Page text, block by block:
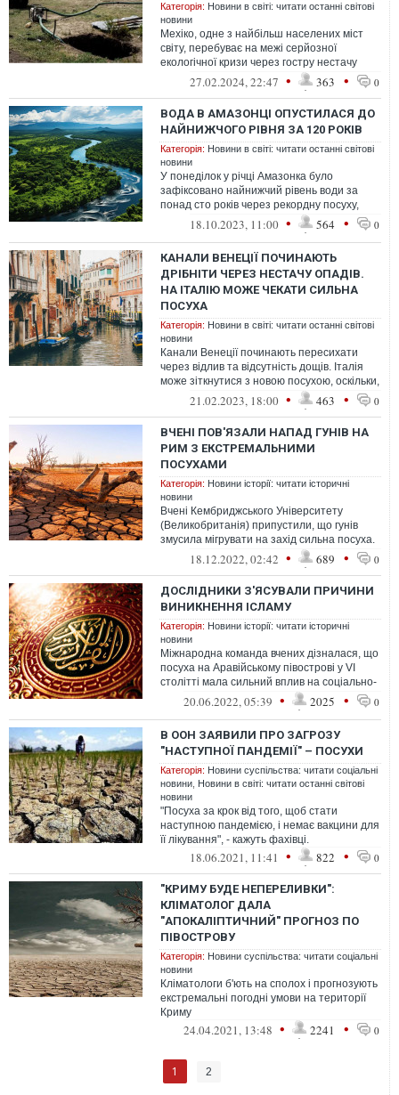
Категорія: Новини в світі: читати останні світові
новини
Мехіко, одне з найбільш населених міст
світу, перебуває на межі серйозної
екологічної кризи через гостру нестачу
питної води.
27.02.2024, 22:47 • 363 • 0
ВОДА В АМАЗОНЦІ ОПУСТИЛАСЯ ДО
НАЙНИЖЧОГО РІВНЯ ЗА 120 РОКІВ
Категорія: Новини в світі: читати останні світові
новини
У понеділок у річці Амазонка було
зафіксовано найнижчий рівень води за
понад сто років через рекордну посуху,
спричинену природним явищем Ель-
18.10.2023, 11:00 • 564 • 0
КАНАЛИ ВЕНЕЦІЇ ПОЧИНАЮТЬ
ДРІБНІТИ ЧЕРЕЗ НЕСТАЧУ ОПАДІВ.
НА ІТАЛІЮ МОЖЕ ЧЕКАТИ СИЛЬНА
ПОСУХА
Категорія: Новини в світі: читати останні світові
новини
Канали Венеції починають пересихати
через відлив та відсутність дощів. Італія
може зіткнутися з новою посухою, оскільки,
за даними вчених та екологічн...
21.02.2023, 18:00 • 463 • 0
ВЧЕНІ ПОВ'ЯЗАЛИ НАПАД ГУНІВ НА
РИМ З ЕКСТРЕМАЛЬНИМИ
ПОСУХАМИ
Категорія: Новини історії: читати історичні
новини
Вчені Кембриджського Університету
(Великобританія) припустили, що гунів
змусила мігрувати на захід сильна посуха.
Вона обрушилася на придунайські прик...
18.12.2022, 02:42 • 689 • 0
ДОСЛІДНИКИ З'ЯСУВАЛИ ПРИЧИНИ
ВИНИКНЕННЯ ІСЛАМУ
Категорія: Новини історії: читати історичні
новини
Міжнародна команда вчених дізналася, що
посуха на Аравійському півострові у VI
столітті мала сильний вплив на соціально-
політичні обставини. Це, своєю...
20.06.2022, 05:39 • 2025 • 0
В ООН ЗАЯВИЛИ ПРО ЗАГРОЗУ
"НАСТУПНОЇ ПАНДЕМІЇ" – ПОСУХИ
Категорія: Новини суспільства: читати соціальні
новини Новини в світі: читати останні світові
новини
"Посуха за крок від того, щоб стати
наступною пандемією, і немає вакцини для
її лікування", - кажуть фахівці.
18.06.2021, 11:41 • 822 • 0
"КРИМУ БУДЕ НЕПЕРЕЛИВКИ":
КЛІМАТОЛОГ ДАЛА
"АПОКАЛІПТИЧНИЙ" ПРОГНОЗ ПО
ПІВОСТРОВУ
Категорія: Новини суспільства: читати соціальні
новини
Кліматологи б'ють на сполох і прогнозують
екстремальні погодні умови на території
Криму
24.04.2021, 13:48 • 2241 • 0
1 2